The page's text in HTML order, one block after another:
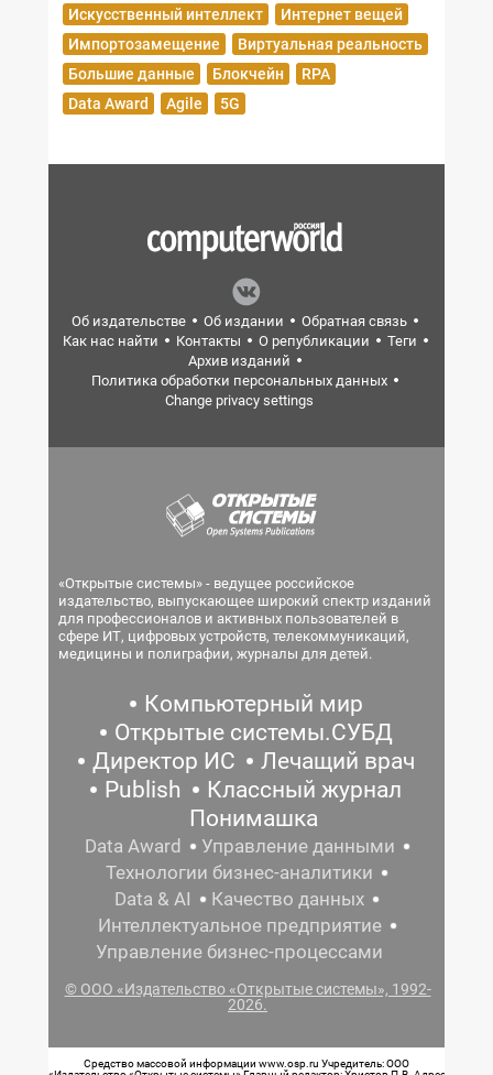
Искусственный интеллект
Интернет вещей
Импортозамещение
Виртуальная реальность
Большие данные
Блокчейн
RPA
Data Award
Agile 5G
Об издательстве Об издании
Обратная связь
Как нас найти
Контакты О републикации
Теги
Архив изданий
Политика обработки персональных данных
Change privacy settings
«Открытые системы» - ведущее российское
издательство, выпускающее широкий спектр изданий
для профессионалов и активных пользователей в
сфере ИТ, цифровых устройств, телекоммуникаций,
медицины и полиграфии, журналы для детей.
Компьютерный мир
Открытые системы.СУБД
Директор ИС
Лечащий врач
Publish
Классный журнал
Понимашка
Data Award
Управление данными
Технологии бизнес-аналитики
Data & AI
Качество данных
Интеллектуальное предприятие
Управление бизнес-процессами
© ООО «Издательство «Открытые системы», 1992-
2026.
Средство массовой информации www.osp.ru Учредитель: ООО